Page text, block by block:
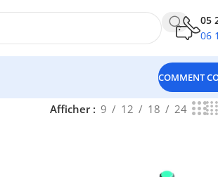
05
06
COMMENT
Afficher 9 12 18 24